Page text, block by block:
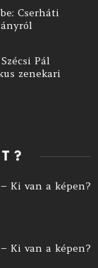
Cserháti
Pál
zenekari
Ki van a képen?
Ki van a képen?